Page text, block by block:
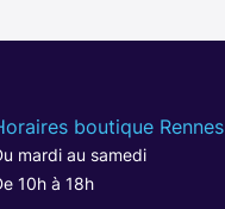
boutique Rennes
mardi au samedi
10h à 18h